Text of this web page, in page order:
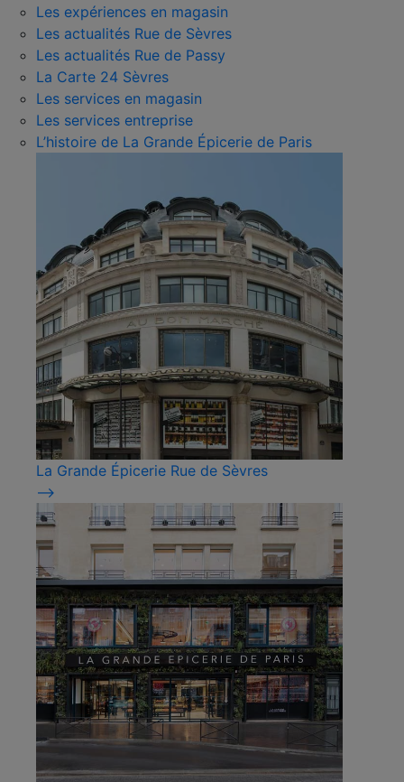
Les expériences en magasin
Les actualités Rue de Sèvres
Les actualités Rue de Passy
La Carte 24 Sèvres
Les services en magasin
Les services entreprise
L’histoire de La Grande Épicerie de Paris
La Grande Épicerie Rue de Sèvres
⟶